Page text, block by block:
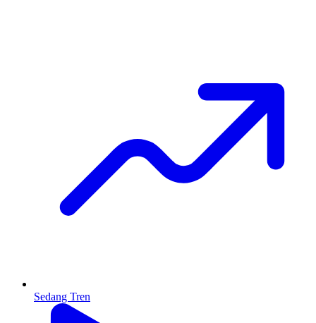
Sedang Tren